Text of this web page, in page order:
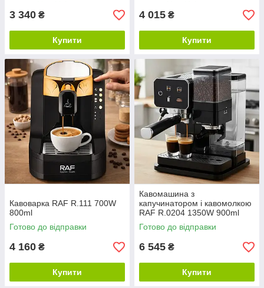
3 340 ₴
Купити
4 015 ₴
Купити
Кавоварка RAF R.111 700W
800ml
Готово до відправки
4 160 ₴
Купити
Кавомашина з
капучинатором і кавомолкою
RAF R.0204 1350W 900ml
Готово до відправки
6 545 ₴
Купити